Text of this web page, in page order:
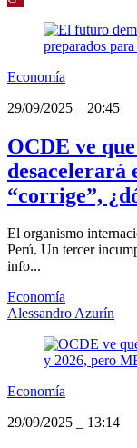
Economía
29/09/2025
20:45
OCDE ve
desacelerará
“corrige”,
El organismo
Perú. Un tercer
info...
Economía
Alessandro Azurín
Economía
29/09/2025
13:14